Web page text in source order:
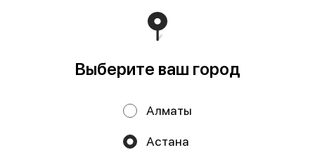
УЛИЦА ЗАРАПА ТЕМИРБЕКОВА, дом 51 БИН (ИИН):
950324351429 Банк: АО "Kaspi Bank" КБе: 19 БИК:
CASPKZKA Номер счёта: KZ23722S000016451986
Политика конфиденциальности
Выберите ваш город
Алматы
Астана